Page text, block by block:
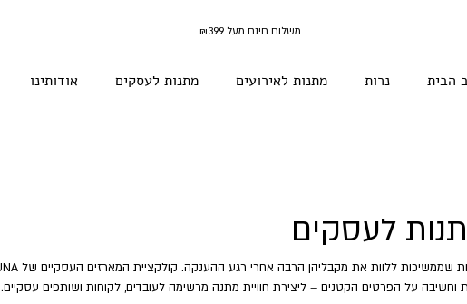
הבית נרות מתנות לאירועים מתנות לעסקים אודותינו
לעסקים
וחשיבה על הפרטים הקטנים – ליצירת חוויית מתנה מרשימה לעובדים, לקוחות ושותפים עסקיים.